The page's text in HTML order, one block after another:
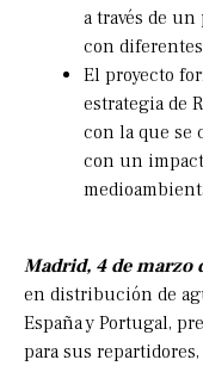
a través de
con
El proyecto
estrategia de
con la que se
con un
Madrid, 4 de marzo
en distribución de
España y Portugal,
para sus